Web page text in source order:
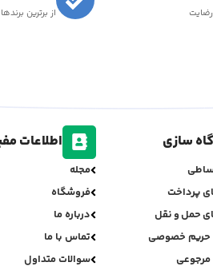
از برترین برندها
سازی
پرداخت
حمل و نقل
خصوصی
اطلاعات
مجله
فروشگاه
درباره ما
تماس با ما
سوالات متداول